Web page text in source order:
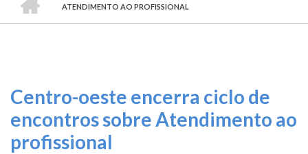
O
que
se
TRILHA
DE
ATENDIMENTO AO PROFISSIONAL
Centro-oeste encerra ciclo de
encontros sobre Atendimento ao
profissional